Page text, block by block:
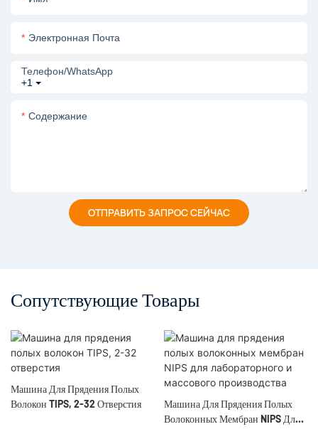
Электронная Почта
+1
Телефон/WhatsApp
Содержание
ОТПРАВИТЬ ЗАПРОС СЕЙЧАС
Сопутствующие Товары
Машина Для Прядения Полых
Волокон TIPS, 2-32 Отверстия
Машина Для Прядения Полых
Волоконных Мембран NIPS Для